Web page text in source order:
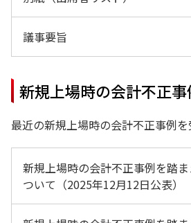
議事要旨
新規上場時の会計不正
最近の新規上場時の会計不正事例
新規上場時の会計不正事例を踏
ついて（2025年12月12日公表）